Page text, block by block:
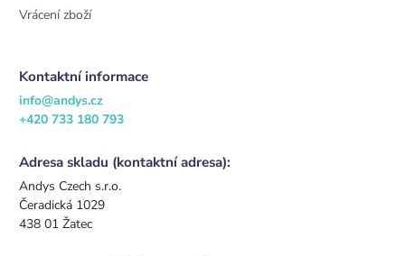
Vrácení zboží
Kontaktní informace
info@andys.cz
+420 733 180 793
Adresa skladu (kontaktní adresa):
Andys Czech s.r.o.
Čeradická 1029
438 01 Žatec